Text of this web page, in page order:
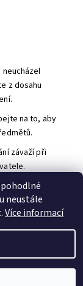
z dosahu
na to, aby
závaží při
neustále
Více informací